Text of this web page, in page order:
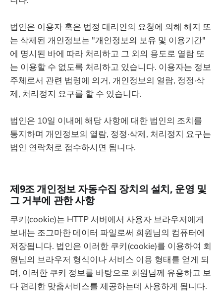
법인은 이용자 혹은 법정 대리인의 요청에 의해 해지 또
는 삭제된 개인정보는 "개인정보의 보유 및 이용기간"
에 명시된 바에 따라 처리하고 그 외의 용도로 열람 또
는 이용할 수 없도록 처리하고 있습니다. 이용자는 정보
주체로서 관련 법령에 의거, 개인정보의 열람, 정정·삭
제, 처리정지 요구를 할 수 있습니다.
법인은 10일 이내에 해당 사항에 대한 법인의 조치를
통지하며 개인정보의 열람, 정정·삭제, 처리정지 요구는
법인 연락처로 접수하시면 됩니다.
제9조 개인정보 자동수집 장치의 설치, 운영 및
그 거부에 관한 사항
쿠키(cookie)는 HTTP 서버에서 사용자 브라우저에게
보내는 조그마한 데이터 파일로써 회원님의 컴퓨터에
저장됩니다. 법인은 이러한 쿠키(cookie)를 이용하여 회
원님의 브라우저 형식이나 서비스 이용 형태를 얻게 되
며, 이러한 쿠키 정보를 바탕으로 회원님께 유용하고 보
다 편리한 맞춤서비스를 제공하는데 사용하게 됩니다.